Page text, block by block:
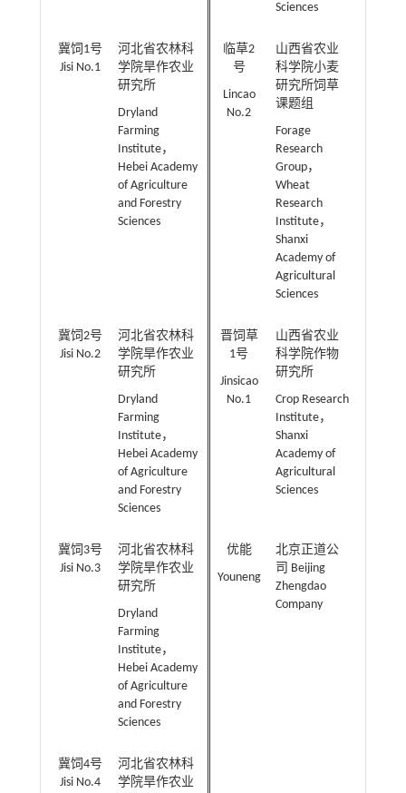
Sciences
冀饲1号
Jisi No.1
河北省农林科
学院旱作农业
研究所
Dryland
Farming
Institute，
Hebei Academy
of Agriculture
and Forestry
Sciences
临草2
号
Lincao
No.2
山西省农业
科学院小麦
研究所饲草
课题组
Forage
Research
Group，
Wheat
Research
Institute，
Shanxi
Academy of
Agricultural
Sciences
冀饲2号
Jisi No.2
河北省农林科
学院旱作农业
研究所
Dryland
Farming
Institute，
Hebei Academy
of Agriculture
and Forestry
Sciences
晋饲草
1号
Jinsicao
No.1
山西省农业
科学院作物
研究所
Crop Research
Institute，
Shanxi
Academy of
Agricultural
Sciences
冀饲3号
Jisi No.3
河北省农林科
学院旱作农业
研究所
Dryland
Farming
Institute，
Hebei Academy
of Agriculture
and Forestry
Sciences
优能
Youneng
北京正道公
司 Beijing
Zhengdao
Company
冀饲4号
Jisi No.4
河北省农林科
学院旱作农业